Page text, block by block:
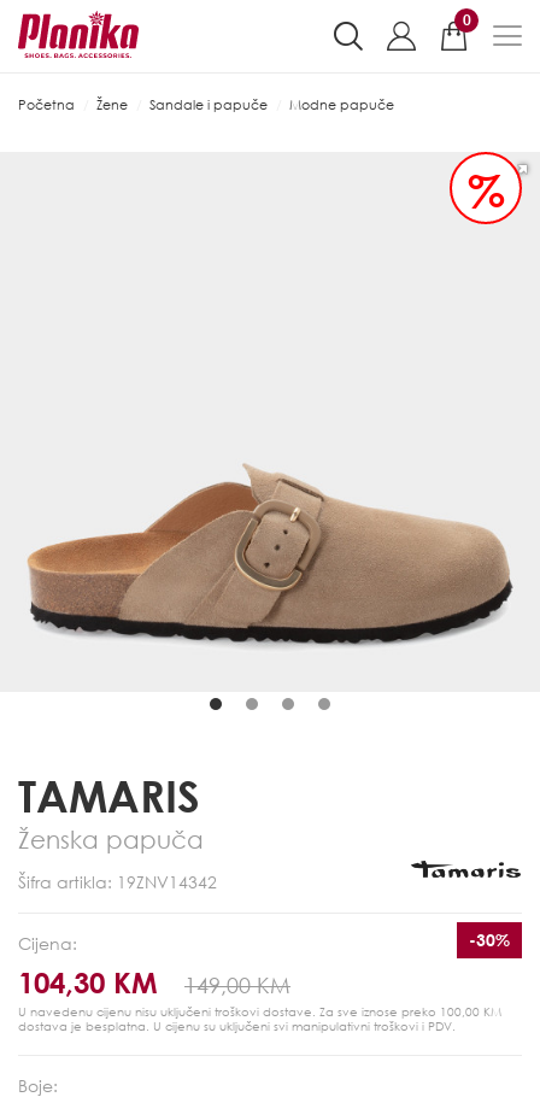
0
Početna Žene Sandale i papuče Modne papuče
%
TAMARIS
Ženska papuča
Šifra artikla: 19ZNV14342
Cijena:
104,30 KM 149,00 KM
-30%
U navedenu cijenu nisu uključeni troškovi dostave. Za sve iznose preko 100,00 KM
dostava je besplatna. U cijenu su uključeni svi manipulativni troškovi i PDV.
Boje: